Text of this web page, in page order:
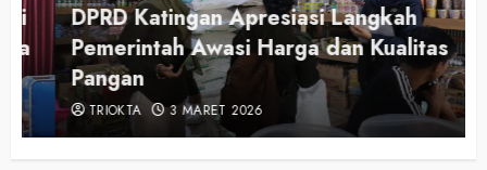
DPRD Katingan Apresiasi Langkah
Pemerintah Awasi Harga dan Kualitas
Pangan
TRIOKTA 3 MARET 2026